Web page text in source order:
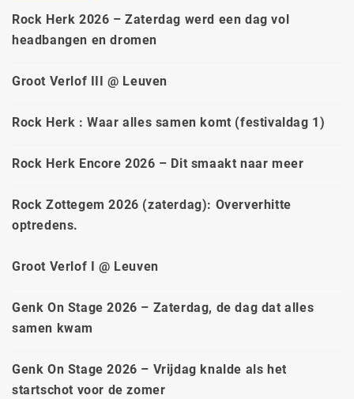
Rock Herk 2026 – Zaterdag werd een dag vol
headbangen en dromen
Groot Verlof III @ Leuven
Rock Herk : Waar alles samen komt (festivaldag 1)
Rock Herk Encore 2026 – Dit smaakt naar meer
Rock Zottegem 2026 (zaterdag): Oververhitte
optredens.
Groot Verlof I @ Leuven
Genk On Stage 2026 – Zaterdag, de dag dat alles
samen kwam
Genk On Stage 2026 – Vrijdag knalde als het
startschot voor de zomer